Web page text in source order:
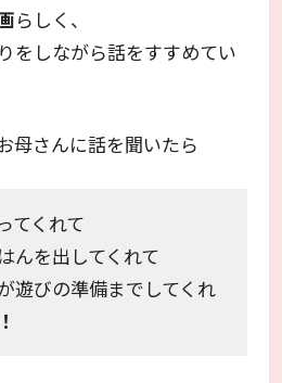
らしく、
をしながら話をすすめてい
母さんに話を聞いたら
てくれて
んを出してくれて
遊びの準備までしてくれ